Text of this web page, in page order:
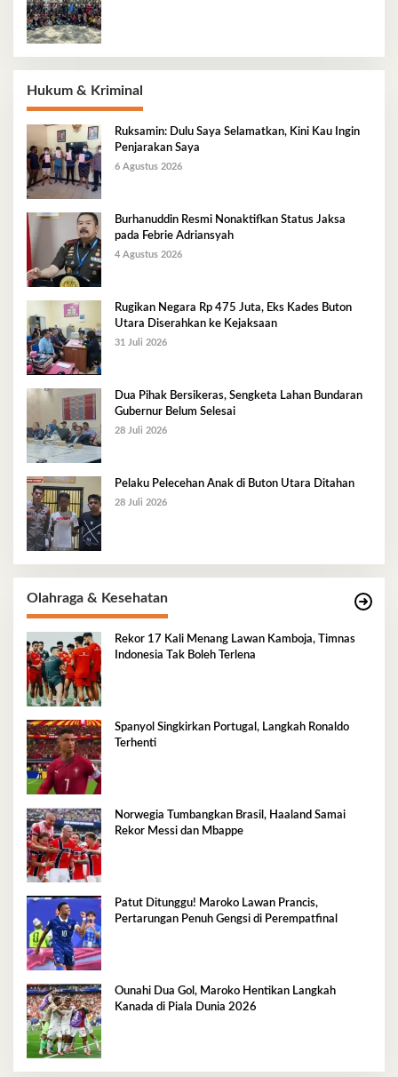
Hukum & Kriminal
Ruksamin: Dulu Saya Selamatkan, Kini Kau Ingin
Penjarakan Saya
6 Agustus 2026
Burhanuddin Resmi Nonaktifkan Status Jaksa
pada Febrie Adriansyah
4 Agustus 2026
Rugikan Negara Rp 475 Juta, Eks Kades Buton
Utara Diserahkan ke Kejaksaan
31 Juli 2026
Dua Pihak Bersikeras, Sengketa Lahan Bundaran
Gubernur Belum Selesai
28 Juli 2026
Pelaku Pelecehan Anak di Buton Utara Ditahan
28 Juli 2026
Olahraga & Kesehatan
Rekor 17 Kali Menang Lawan Kamboja, Timnas
Indonesia Tak Boleh Terlena
Spanyol Singkirkan Portugal, Langkah Ronaldo
Terhenti
Norwegia Tumbangkan Brasil, Haaland Samai
Rekor Messi dan Mbappe
Patut Ditunggu! Maroko Lawan Prancis,
Pertarungan Penuh Gengsi di Perempatfinal
Ounahi Dua Gol, Maroko Hentikan Langkah
Kanada di Piala Dunia 2026